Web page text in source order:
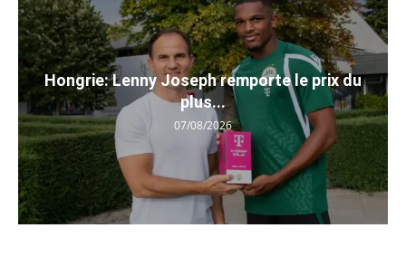
Hongrie: Lenny Joseph remporte le prix du
plus...
07/08/2026